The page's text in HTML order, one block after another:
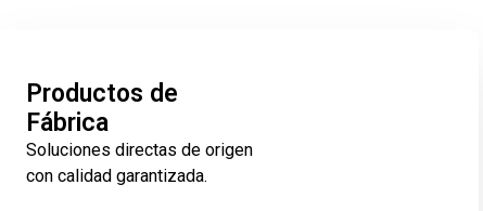
Productos de
Fábrica
Soluciones directas de origen
con calidad garantizada.